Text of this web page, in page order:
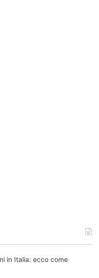
in Italia: ecco come